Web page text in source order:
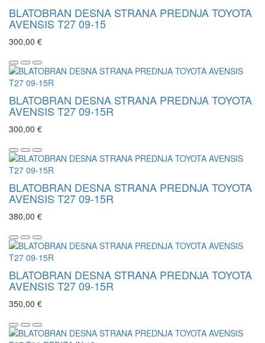
BLATOBRAN DESNA STRANA PREDNJA TOYOTA
AVENSIS T27 09-15
300,00 €
BLATOBRAN DESNA STRANA PREDNJA TOYOTA
AVENSIS T27 09-15R
300,00 €
BLATOBRAN DESNA STRANA PREDNJA TOYOTA
AVENSIS T27 09-15R
380,00 €
BLATOBRAN DESNA STRANA PREDNJA TOYOTA
AVENSIS T27 09-15R
350,00 €